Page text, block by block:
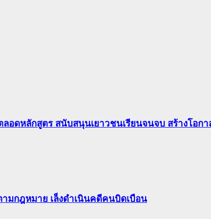
ดหลักสูตร สนับสนุนเยาวชนเรียนจนจบ สร้างโอกา
มกฎหมาย เล็งดำเนินคดีคนบิดเบือน